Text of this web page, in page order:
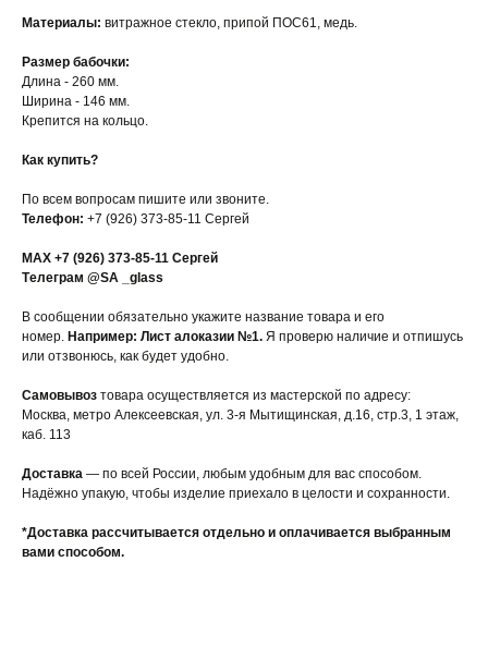
Материалы: витражное стекло, припой ПОС61, медь.
Размер бабочки:
Длина - 260 мм.
Ширина - 146 мм.
Крепится на кольцо.
Как купить?
По всем вопросам пишите или звоните.
Телефон: +7 (926) 373-85-11 Сергей
MAX +7 (926) 373-85-11 Сергей
Tелеграм @SA _glass
В сообщении обязательно укажите название товара и его
номер. Например: Лист алоказии №1. Я проверю наличие и отпишусь
или отзвонюсь, как будет удобно.
Самовывоз товара осуществляется из мастерской по адресу:
Москва, метро Алексеевская, ул. 3-я Мытищинская, д.16, стр.3, 1 этаж,
каб. 113
Доставка — по всей России, любым удобным для вас способом.
Надёжно упакую, чтобы изделие приехало в целости и сохранности.
*Доставка рассчитывается отдельно и оплачивается выбранным
вами способом.